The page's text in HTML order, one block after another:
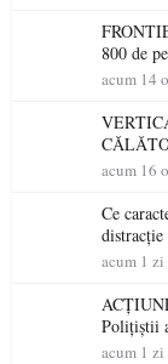
800 de
acum 14
acum 16
Ce
acum 1 zi
Polițiștii
permis
acum 1 zi